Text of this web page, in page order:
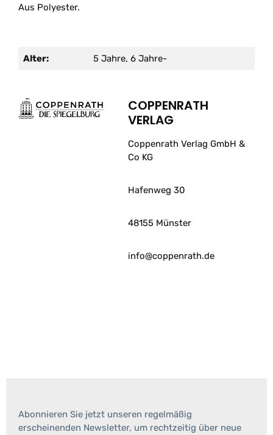
Aus Polyester.
Alter: 5 Jahre, 6 Jahre-
COPPENRATH
VERLAG
Coppenrath Verlag GmbH &
Co KG
Hafenweg 30
48155 Münster
info@coppenrath.de
Abonnieren Sie jetzt unseren regelmäßig
erscheinenden Newsletter, um rechtzeitig über neue